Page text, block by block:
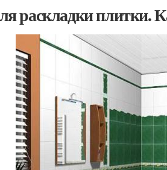
раскладки плитки.